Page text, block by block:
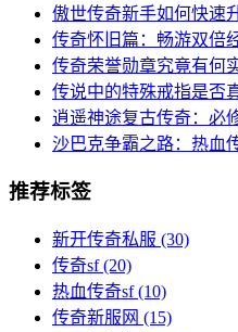
傲世传奇新手如何快速
传奇怀旧篇：畅游双倍
传奇荣誉勋章究竟有何
传说中的特殊戒指是否
逍遥神途复古传奇：必
沙巴克争霸之路：热血
推荐标签
新开传奇私服 (30)
传奇sf(20)
热血传奇sf(10)
传奇新服网 (15)